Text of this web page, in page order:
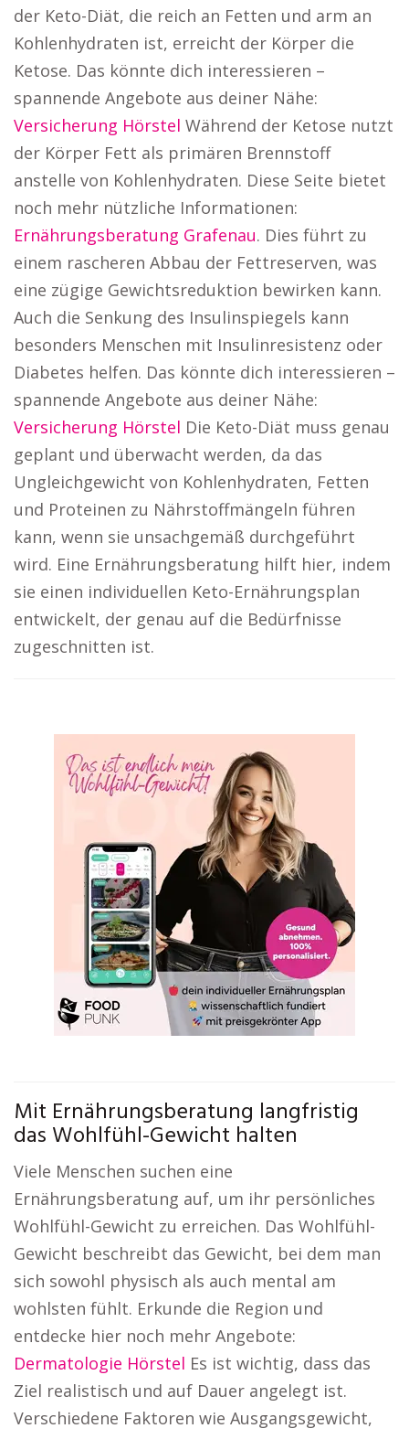
der Keto-Diät, die reich an Fetten und arm an
Kohlenhydraten ist, erreicht der Körper die
Ketose. Das könnte dich interessieren –
spannende Angebote aus deiner Nähe:
Versicherung Hörstel Während der Ketose nutzt
der Körper Fett als primären Brennstoff
anstelle von Kohlenhydraten. Diese Seite bietet
noch mehr nützliche Informationen:
Ernährungsberatung Grafenau. Dies führt zu
einem rascheren Abbau der Fettreserven, was
eine zügige Gewichtsreduktion bewirken kann.
Auch die Senkung des Insulinspiegels kann
besonders Menschen mit Insulinresistenz oder
Diabetes helfen. Das könnte dich interessieren –
spannende Angebote aus deiner Nähe:
Versicherung Hörstel Die Keto-Diät muss genau
geplant und überwacht werden, da das
Ungleichgewicht von Kohlenhydraten, Fetten
und Proteinen zu Nährstoffmängeln führen
kann, wenn sie unsachgemäß durchgeführt
wird. Eine Ernährungsberatung hilft hier, indem
sie einen individuellen Keto-Ernährungsplan
entwickelt, der genau auf die Bedürfnisse
zugeschnitten ist.
Mit Ernährungsberatung langfristig
das Wohlfühl-Gewicht halten
Viele Menschen suchen eine
Ernährungsberatung auf, um ihr persönliches
Wohlfühl-Gewicht zu erreichen. Das Wohlfühl-
Gewicht beschreibt das Gewicht, bei dem man
sich sowohl physisch als auch mental am
wohlsten fühlt. Erkunde die Region und
entdecke hier noch mehr Angebote:
Dermatologie Hörstel Es ist wichtig, dass das
Ziel realistisch und auf Dauer angelegt ist.
Verschiedene Faktoren wie Ausgangsgewicht,